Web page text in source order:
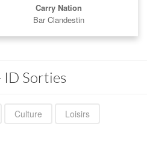
Carry Nation
Bar Clandestin
ID Sorties
Culture Loisirs